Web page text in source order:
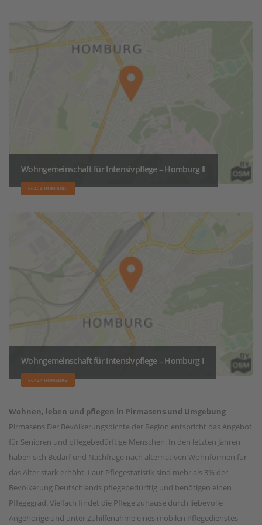
Wohngemeinschaft für Intensivpflege – Homburg II
66424 HOMBURG
Wohngemeinschaft für Intensivpflege – Homburg I
66424 HOMBURG
Wohnen, leben und pflegen in Pirmasens und Umgebung
Pirmasens Der Bevölkerungsdichte der Region entspricht das Angebot
für Senioren und pflegebedürftige Menschen. In den letzten Jahren
haben sich Bedarf und Nachfrage nach alternativen Wohnformen für
das Alter stark erhöht. Laut Pflegestatistik sind mehr als 3% der
Bevölkerung Deutschlands pflegebedürftig und benötigen einen
Pflegegrad. Vielfach findet die Pflege zuhause durch liebevolle
Angehörige und unter Zuhilfenahme eines mobilen Pflegedienstes